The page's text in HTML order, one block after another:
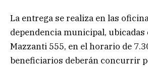
La entrega se realiza en las
dependencia municipal, ubicadas
Mazzanti 555, en el horario de
beneficiarios deberán concurrir